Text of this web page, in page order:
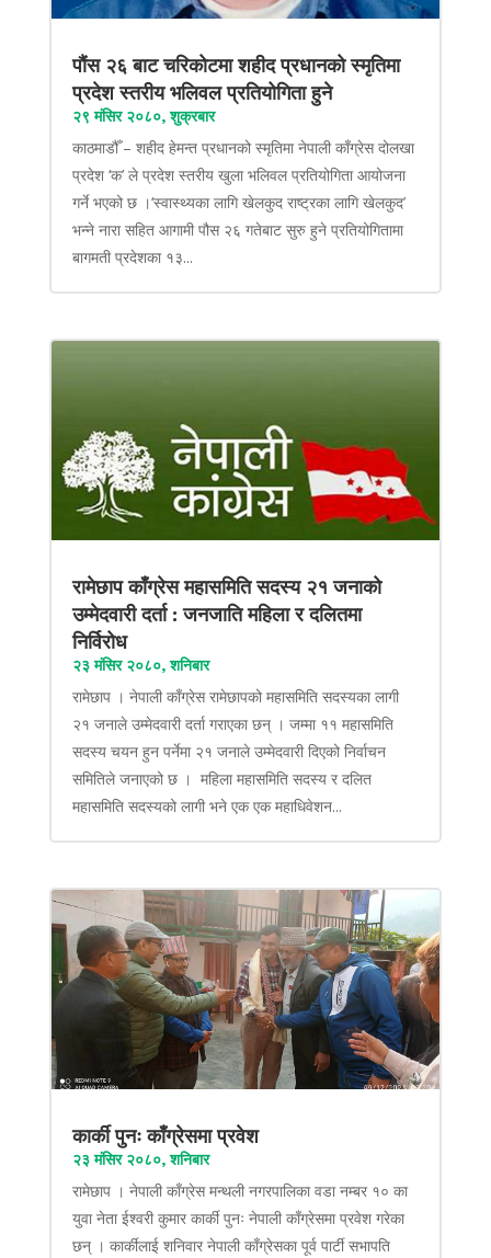
पौंस २६ बाट चरिकोटमा शहीद प्रधानको स्मृतिमा
प्रदेश स्तरीय भलिवल प्रतियोगिता हुने
२९ मंसिर २०८०, शुक्रबार
काठमाडौँ – शहीद हेमन्त प्रधानको स्मृतिमा नेपाली काँग्रेस दोलखा
प्रदेश ‘क’ ले प्रदेश स्तरीय खुला भलिवल प्रतियोगिता आयोजना
गर्ने भएको छ ।‘स्वास्थ्यका लागि खेलकुद राष्ट्रका लागि खेलकुद’
भन्ने नारा सहित आगामी पौस २६ गतेबाट सुरु हुने प्रतियोगितामा
बागमती प्रदेशका १३...
रामेछाप काँग्रेस महासमिति सदस्य २१ जनाको
उम्मेदवारी दर्ता : जनजाति महिला र दलितमा
निर्विरोध
२३ मंसिर २०८०, शनिबार
रामेछाप । नेपाली काँग्रेस रामेछापको महासमिति सदस्यका लागी
२१ जनाले उम्मेदवारी दर्ता गराएका छन् । जम्मा ११ महासमिति
सदस्य चयन हुन पर्नेमा २१ जनाले उम्मेदवारी दिएको निर्वाचन
समितिले जनाएको छ । महिला महासमिति सदस्य र दलित
महासमिति सदस्यको लागी भने एक एक महाधिवेशन...
कार्की पुनः काँग्रेसमा प्रवेश
२३ मंसिर २०८०, शनिबार
रामेछाप । नेपाली काँग्रेस मन्थली नगरपालिका वडा नम्बर १० का
युवा नेता ईश्वरी कुमार कार्की पुनः नेपाली काँग्रेसमा प्रवेश गरेका
छन् । कार्कीलाई शनिवार नेपाली काँग्रेसका पूर्व पार्टी सभापति